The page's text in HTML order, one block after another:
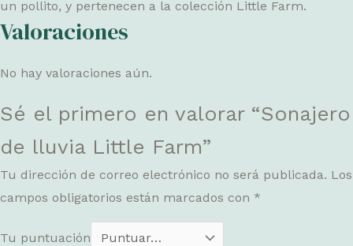
un pollito, y pertenecen a la colección Little Farm.
Valoraciones
No hay valoraciones aún.
Sé el primero en valorar “Sonajero
de lluvia Little Farm”
Tu dirección de correo electrónico no será publicada. Los
campos obligatorios están marcados con *
Tu puntuación